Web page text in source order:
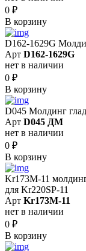
0 ₽
В корзину
D162-1629G
Арт D162-1629G
нет в наличии
0 ₽
В корзину
D045 Молдинг
Арт D045 ДМ
нет в наличии
0 ₽
В корзину
Kr173M-11
для Kr220SP-11
Арт Kr173M-11
нет в наличии
0 ₽
В корзину